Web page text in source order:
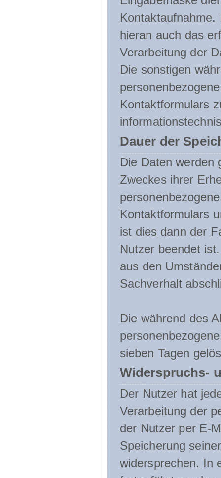
hieran auch das
Verarbeitung der
Die sonstigen
Kontaktformulars
Dauer der
Die Daten werden
Zweckes ihrer
Kontaktformulars
ist dies dann der
Nutzer beendet
aus den
Sachverhalt
Die während des
sieben Tagen
Widerspruchs-
Der Nutzer hat
Verarbeitung der
der Nutzer per E-
Speicherung
widersprechen. In